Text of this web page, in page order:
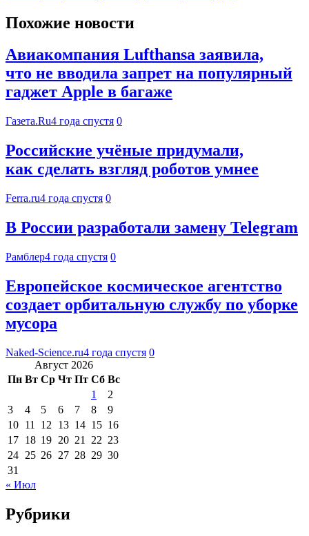
Похожие новости
Авиакомпания Lufthansa заявила,
что не вводила запрет на популярный
гаджет Apple в багаже
Газета.Ru4 года спустя 0
Российские учёные придумали,
как сделать взгляд роботов умнее
Ferra.ru4 года спустя 0
В России разработали замену Telegram
Рамблер4 года спустя 0
Европейское космическое агентство
создает орбитальную службу по уборке
мусора
Naked-Science.ru4 года спустя 0
Август 2026
Пн Вт Ср Чт Пт Сб Вс
1
2
3
4 5 6 7 8
9
10 11 12 13 14 15 16
17 18 19 20 21 22 23
24 25 26 27 28 29 30
31
« Июл
Рубрики